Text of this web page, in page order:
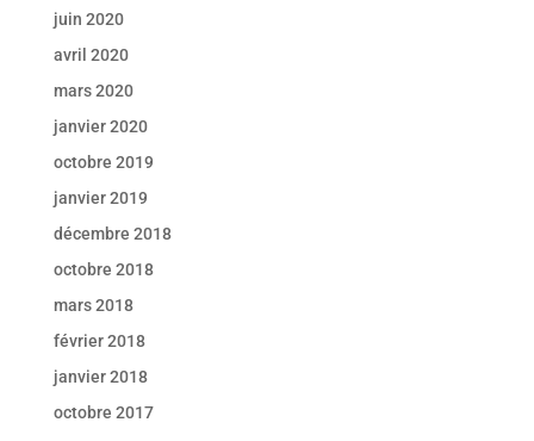
juin 2020
avril 2020
mars 2020
janvier 2020
octobre 2019
janvier 2019
décembre 2018
octobre 2018
mars 2018
février 2018
janvier 2018
octobre 2017